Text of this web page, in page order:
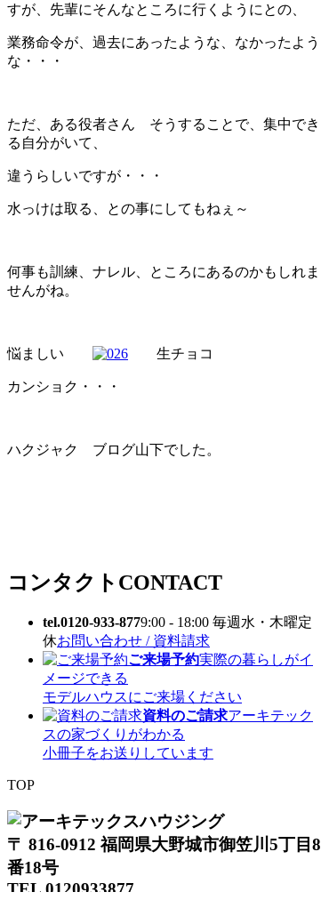
すが、先輩にそんなところに行くようにとの、
業務命令が、過去にあったような、なかったよう
な・・・
ただ、ある役者さん そうすることで、集中でき
る自分がいて、
違うらしいですが・・・
水っけは取る、との事にしてもねぇ～
何事も訓練、ナレル、ところにあるのかもしれま
せんがね。
悩ましい 生チョコ
カンショク・・・
ハクジャク ブログ山下でした。
コンタクト CONTACT
tel.0120-933-8779:00 - 18:00 毎週水・木曜定
休お問い合わせ / 資料請求
ご来場予約実際の暮らしがイ
メージできる
モデルハウスにご来場ください
資料のご請求アーキテック
スの家づくりがわかる
小冊子をお送りしています
TOP
〒 816-0912 福岡県大野城市御笠川5丁目8
番18号
TEL 0120933877